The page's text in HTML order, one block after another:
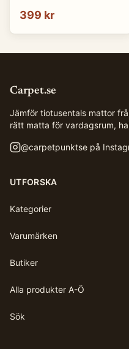
399 kr
Carpet.se
Jämför tiotusentals mattor
rätt matta för vardagsrum,
@carpetpunktse på
UTFORSKA
Kategorier
Varumärken
Butiker
Alla produkter A-Ö
Sök